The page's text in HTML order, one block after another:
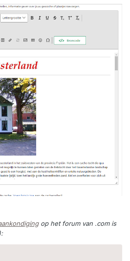
op het forum van .com is